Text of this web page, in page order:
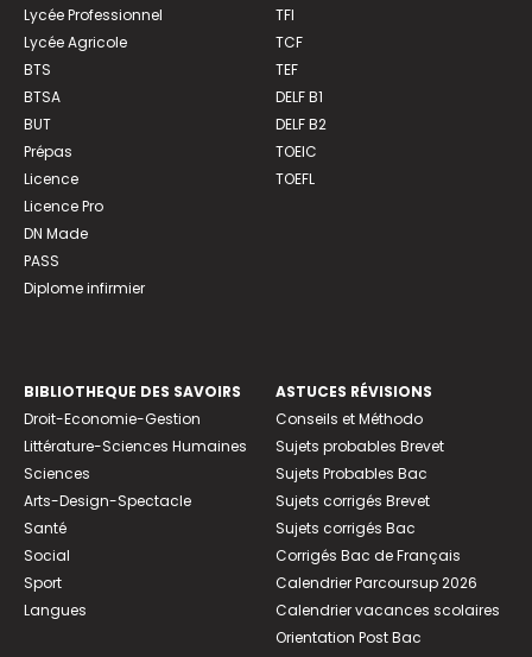
Lycée Professionnel
Lycée Agricole
BTS
BTSA
BUT
Prépas
Licence
Licence Pro
DN Made
PASS
Diplome infirmier
TFI
TCF
TEF
DELF B1
DELF B2
TOEIC
TOEFL
BIBLIOTHEQUE DES SAVOIRS
Droit-Economie-Gestion
Littérature-Sciences Humaines
Sciences
Arts-Design-Spectacle
Santé
Social
Sport
Langues
ASTUCES RÉVISIONS
Conseils et Méthodo
Sujets probables Brevet
Sujets Probables Bac
Sujets corrigés Brevet
Sujets corrigés Bac
Corrigés Bac de Français
Calendrier Parcoursup 2026
Calendrier vacances scolaires
Orientation Post Bac